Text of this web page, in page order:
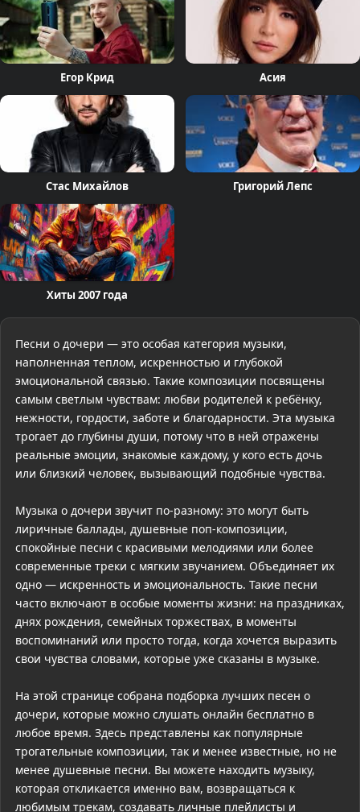
Егор Крид Асия
Стас Михайлов Григорий Лепс
Хиты 2007 года
Песни о дочери — это особая категория музыки,
наполненная теплом, искренностью и глубокой
эмоциональной связью. Такие композиции посвящены
самым светлым чувствам: любви родителей к ребёнку,
нежности, гордости, заботе и благодарности. Эта музыка
трогает до глубины души, потому что в ней отражены
реальные эмоции, знакомые каждому, у кого есть дочь
или близкий человек, вызывающий подобные чувства.
Музыка о дочери звучит по-разному: это могут быть
лиричные баллады, душевные поп-композиции,
спокойные песни с красивыми мелодиями или более
современные треки с мягким звучанием. Объединяет их
одно — искренность и эмоциональность. Такие песни
часто включают в особые моменты жизни: на праздниках,
днях рождения, семейных торжествах, в моменты
воспоминаний или просто тогда, когда хочется выразить
свои чувства словами, которые уже сказаны в музыке.
На этой странице собрана подборка лучших песен о
дочери, которые можно слушать онлайн бесплатно в
любое время. Здесь представлены как популярные
трогательные композиции, так и менее известные, но не
менее душевные песни. Вы можете находить музыку,
которая откликается именно вам, возвращаться к
любимым трекам, создавать личные плейлисты и